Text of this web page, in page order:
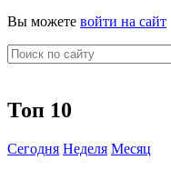
Вы можете войти на сайт
Топ 10
Сегодня Неделя Месяц